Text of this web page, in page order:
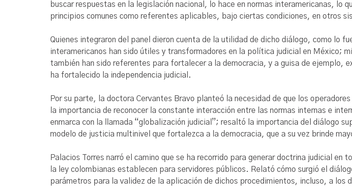
buscar respuestas en la legislación nacional, lo hace en normas interamericanas, lo
principios comunes como referentes aplicables, bajo ciertas condiciones, en otros
Quienes integraron del panel dieron cuenta de la utilidad de dicho diálogo, como lo
interamericanos han sido útiles y transformadores en la política judicial en México;
también han sido referentes para fortalecer a la democracia, y a guisa de ejemplo,
ha fortalecido la independencia judicial.
Por su parte, la doctora Cervantes Bravo planteó la necesidad de que los
la importancia de reconocer la constante interacción entre las normas internas e
enmarca con la llamada “globalización judicial”; resaltó la importancia del diálogo
modelo de justicia multinivel que fortalezca a la democracia, que a su vez brinde
Palacios Torres narró el camino que se ha recorrido para generar doctrina judicial
la ley colombianas establecen para servidores públicos. Relató cómo surgió el
parámetros para la validez de la aplicación de dichos procedimientos, incluso, a los